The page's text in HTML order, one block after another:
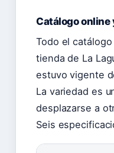
Catálogo
Todo el
tienda de La
estuvo vigente
La variedad es
desplazarse a
Seis